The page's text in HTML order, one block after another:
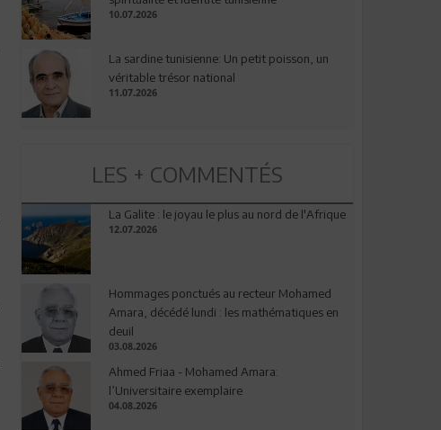
10.07.2026
La sardine tunisienne: Un petit poisson, un
véritable trésor national
11.07.2026
LES + COMMENTÉS
La Galite : le joyau le plus au nord de l'Afrique
12.07.2026
Hommages ponctués au recteur Mohamed
Amara, décédé lundi : les mathématiques en
deuil
03.08.2026
Ahmed Friaa - Mohamed Amara:
l’Universitaire exemplaire
04.08.2026